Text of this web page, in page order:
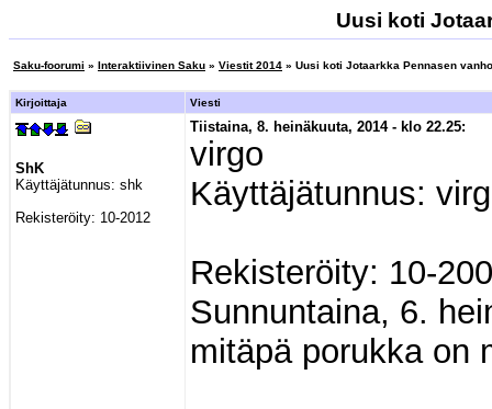
Uusi koti
Saku-foorumi » Interaktiivinen Saku » Viestit 2014 » Uusi koti Jotaarkka Pennasen
Kirjoittaja Viesti
ShK
Käyttäjätunnus: shk
Rekisteröity: 10-2012
Tiistaina, 8. heinäkuuta, 2014 - klo 22.25:
virgo
Käyttäjätunnus:
Rekisteröity: 10-
Sunnuntaina, 6.
mitäpä porukka on